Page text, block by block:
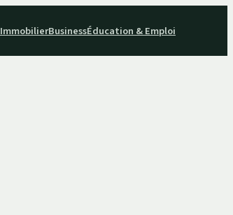
ImmobilierBusinessÉducation & Emploi